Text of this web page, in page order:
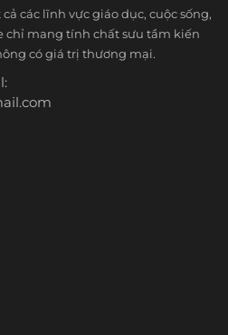
các lĩnh vực giáo dục, cuộc sống,
chỉ mang tính chất sưu tầm kiến
có giá trị thương mại.